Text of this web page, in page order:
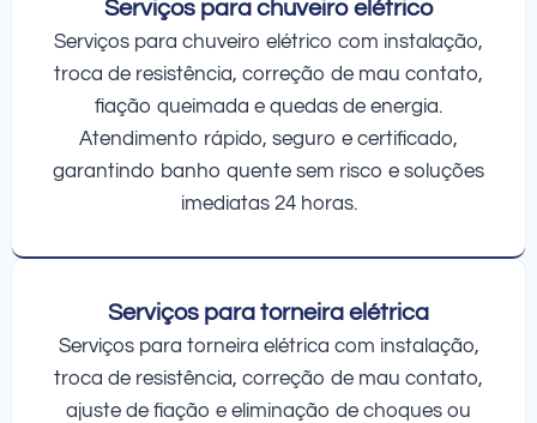
Serviços para chuveiro elétrico
Serviços para chuveiro elétrico com instalação,
troca de resistência, correção de mau contato,
fiação queimada e quedas de energia.
Atendimento rápido, seguro e certificado,
garantindo banho quente sem risco e soluções
imediatas 24 horas.
Serviços para torneira elétrica
Serviços para torneira elétrica com instalação,
troca de resistência, correção de mau contato,
ajuste de fiação e eliminação de choques ou